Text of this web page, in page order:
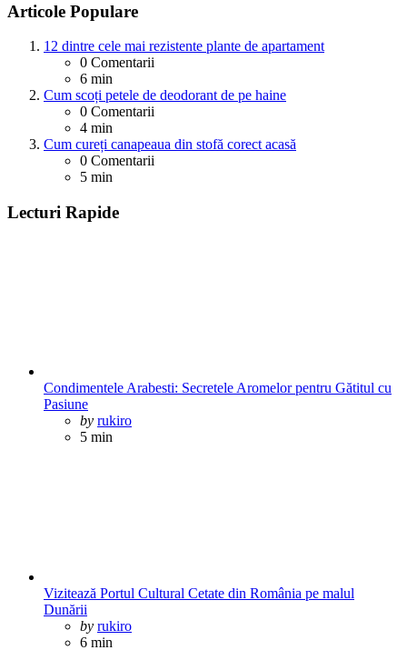
Articole Populare
12 dintre cele mai rezistente plante de apartament
0 Comentarii
6 min
Cum scoți petele de deodorant de pe haine
0 Comentarii
4 min
Cum cureți canapeaua din stofă corect acasă
0 Comentarii
5 min
Lecturi Rapide
Condimentele Arabesti: Secretele Aromelor pentru Gătitul cu
Pasiune
Posted
by rukiro
5 min
Vizitează Portul Cultural Cetate din România pe malul
Dunării
Posted
by rukiro
6 min